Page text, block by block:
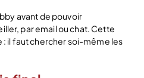
avant de pouvoir
par email ou chat. Cette
il faut chercher soi-même les